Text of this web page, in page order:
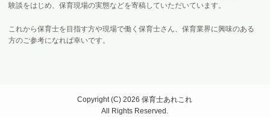
験談をはじめ、保育現場の実態などを寄稿していただいています。
これから保育士を目指す方や現場で働く保育士さん、保育業界に興味のある
方のご参考になれば幸いです。
Copyright (C) 2026 保育士あれこれ
All Rights Reserved.